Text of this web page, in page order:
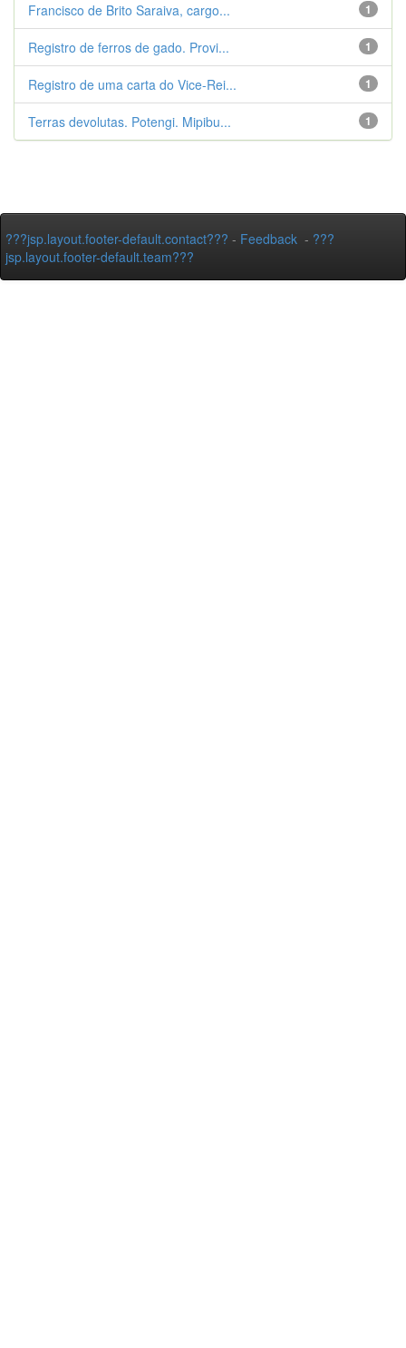
1
Francisco de Brito Saraiva, cargo...
1
Registro de ferros de gado. Provi...
1
Registro de uma carta do Vice-Rei...
1
Terras devolutas. Potengi. Mipibu...
???jsp.layout.footer-default.contact??? - Feedback - ???
jsp.layout.footer-default.team???